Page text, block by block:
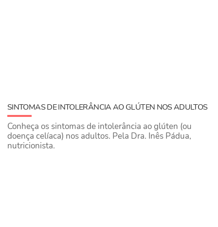
SINTOMAS DE INTOLERÂNCIA AO GLÚTEN NOS ADULTOS
Conheça os sintomas de intolerância ao glúten (ou
doença celíaca) nos adultos. Pela Dra. Inês Pádua,
nutricionista.